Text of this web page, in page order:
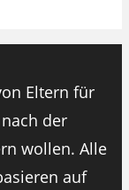
Eltern für
der
wollen. Alle
auf